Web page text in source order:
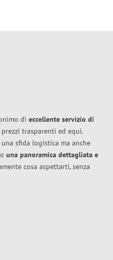
di eccellente servizio di
prezzi trasparenti ed equi.
sfida logistica ma anche
una panoramica dettagliata e
cosa aspettarti, senza